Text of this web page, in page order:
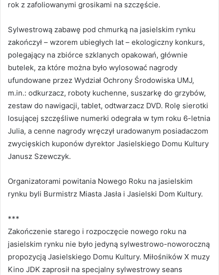
rok z zafoliowanymi grosikami na szczęście.
Sylwestrową zabawę pod chmurką na jasielskim rynku
zakończył – wzorem ubiegłych lat – ekologiczny konkurs,
polegający na zbiórce szklanych opakowań, głównie
butelek, za które można było wylosować nagrody
ufundowane przez Wydział Ochrony Środowiska UMJ,
m.in.: odkurzacz, roboty kuchenne, suszarkę do grzybów,
zestaw do nawigacji, tablet, odtwarzacz DVD. Rolę sierotki
losującej szczęśliwe numerki odegrała w tym roku 6-letnia
Julia, a cenne nagrody wręczył uradowanym posiadaczom
zwycięskich kuponów dyrektor Jasielskiego Domu Kultury
Janusz Szewczyk.
Organizatorami powitania Nowego Roku na jasielskim
rynku byli Burmistrz Miasta Jasła i Jasielski Dom Kultury.
***
Zakończenie starego i rozpoczęcie nowego roku na
jasielskim rynku nie było jedyną sylwestrowo-noworoczną
propozycją Jasielskiego Domu Kultury. Miłośników X muzy
Kino JDK zaprosił na specjalny sylwestrowy seans